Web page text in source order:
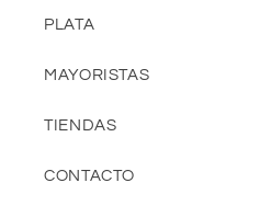
PLATA
MAYORISTAS
TIENDAS
CONTACTO